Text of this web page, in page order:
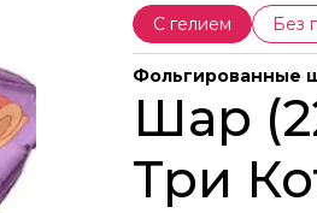
С гелием Без
Фольгированные
Шар
Три